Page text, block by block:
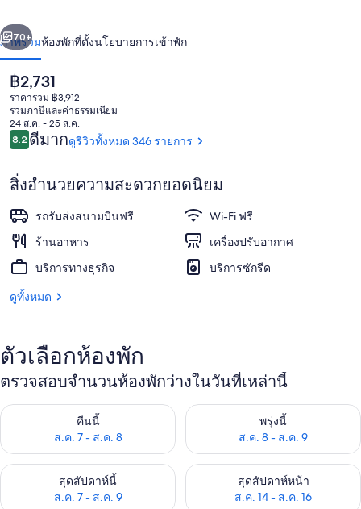
รนด์
ร้านอาหาร
า
ถัดไป
70+
ภาพรวมห้องพักที่ตั้งนโยบายการเข้าพัก
ราคา
ปัจจุบัน
฿2,731
฿2,731
ราคารวม ฿3,912
รวมภาษีและค่าธรรมเนียม
24 ส.ค. - 25 ส.ค.
รีวิว
8.28.2 จาก 10
ดีมากดูรีวิวทั้งหมด 346 รายการ
สิ่งอำนวยความสะดวกยอดนิยม
รถรับส่งสนามบินฟรี
Wi-Fi ฟรี
ร้านอาหาร
เครื่องปรับอากาศ
บริการทางธุรกิจ
บริการซักรีด
ดูทั้งหมด
ตัวเลือกห้องพัก
ตรวจสอบจำนวนห้องพักว่างในวันที่เหล่านี้
คืนนี้
ส.ค. 7 - ส.ค. 8
ตรวจสอบจำนวนห้องพักว่างในคืนนี้ ส.ค. 7 - ส.ค. 8พรุ่งนี้
ส.ค. 8 - ส.ค. 9
ตรวจสอบจำนวนห้องพักว่างใน
สุดสัปดาห์นี้
ส.ค. 7 - ส.ค. 9
ตรวจสอบจำนวนห้องพักว่างในสุดสัปดาห์นี้ ส.ค. 7 - ส.ค. 9
สุดสัปดาห์หน้า
ส.ค. 14 - ส.ค. 16
ตรวจสอบจำนวนห้องพักว่างใน